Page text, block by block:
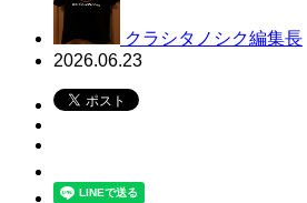
クラシタノシク編集長
2026.06.23